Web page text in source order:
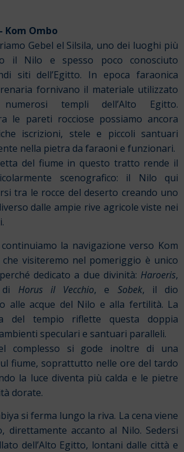
Kom Ombo
Gebel el Silsila, uno dei luoghi più
il Nilo e spesso poco conosciuto
siti dell’Egitto. In epoca faraonica
fornivano il materiale utilizzato
templi dell’Alto Egitto.
le pareti rocciose possiamo ancora
iscrizioni, stele e piccoli santuari
nella pietra da faraoni e funzionari.
del fiume in questo tratto rende il
scenografico: il Nilo qui
tra le rocce del deserto creando uno
dalle ampie rive agricole viste nei
la navigazione verso Kom
visiteremo nel pomeriggio è unico
dedicato a due divinità: Haroeris,
di Horus il Vecchio, e Sobek, il dio
alle acque del Nilo e alla fertilità. La
del tempio riflette questa doppia
speculari e santuari paralleli.
complesso si gode inoltre di una
fiume, soprattutto nelle ore del tardo
la luce diventa più calda e le pietre
dorate.
si ferma lungo la riva. La cena viene
direttamente accanto al Nilo. Sedersi
dell’Alto Egitto, lontani dalle città e